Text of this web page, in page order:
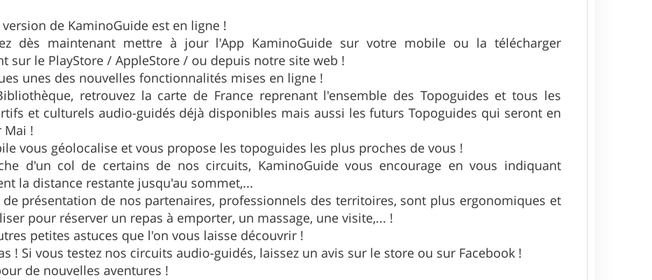
de KaminoGuide est en ligne !
dès maintenant mettre à jour l'App KaminoGuide sur votre mobile ou la télécharger
sur le PlayStore / AppleStore / ou depuis notre site web !
unes des nouvelles fonctionnalités mises en ligne !
retrouvez la carte de France reprenant l'ensemble des Topoguides et tous les
et culturels audio-guidés déjà disponibles mais aussi les futurs Topoguides qui seront en
Mai !
vous géolocalise et vous propose les topoguides les plus proches de vous !
d'un col de certains de nos circuits, KaminoGuide vous encourage en vous indiquant
la distance restante jusqu'au sommet,...
de présentation de nos partenaires, professionnels des territoires, sont plus ergonomiques et
pour réserver un repas à emporter, un massage, une visite,... !
petites astuces que l'on vous laisse découvrir !
! Si vous testez nos circuits audio-guidés, laissez un avis sur le store ou sur Facebook !
de nouvelles aventures !